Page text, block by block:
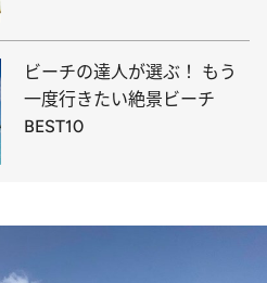
ビーチの達人が選ぶ！ もう
一度行きたい絶景ビーチ
BEST10